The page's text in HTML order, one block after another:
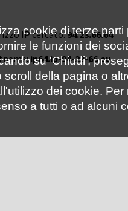
IP cercato:94.23.66.64
ip64.ip-94-23-66.eu
cookie di terze
le funzioni dei
su 'Chiudi',
scroll della pagina o
dei cookie.
a tutti o ad alcuni